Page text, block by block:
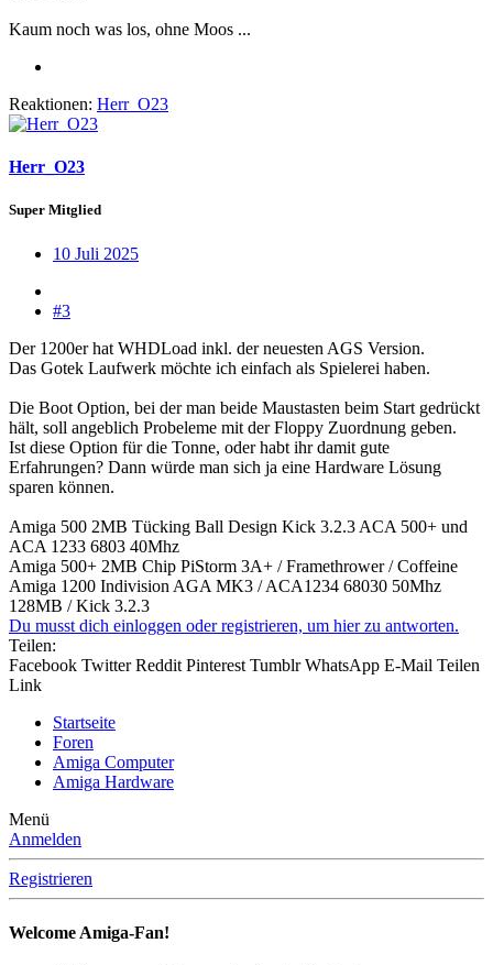
Kaum noch was los, ohne Moos ...
Reaktionen: Herr_O23
Herr_O23
Super Mitglied
10 Juli 2025
#3
Der 1200er hat WHDLoad inkl. der neuesten AGS Version.
Das Gotek Laufwerk möchte ich einfach als Spielerei haben.
Die Boot Option, bei der man beide Maustasten beim Start gedrückt
hält, soll angeblich Probeleme mit der Floppy Zuordnung geben.
Ist diese Option für die Tonne, oder habt ihr damit gute
Erfahrungen? Dann würde man sich ja eine Hardware Lösung
sparen können.
Amiga 500 2MB Tücking Ball Design Kick 3.2.3 ACA 500+ und
ACA 1233 6803 40Mhz
Amiga 500+ 2MB Chip PiStorm 3A+ / Framethrower / Coffeine
Amiga 1200 Indivision AGA MK3 / ACA1234 68030 50Mhz
128MB / Kick 3.2.3
Du musst dich einloggen oder registrieren, um hier zu antworten.
Teilen:
Facebook Twitter Reddit Pinterest Tumblr WhatsApp E-Mail Teilen
Link
Startseite
Foren
Amiga Computer
Amiga Hardware
Menü
Anmelden
Registrieren
Welcome Amiga-Fan!